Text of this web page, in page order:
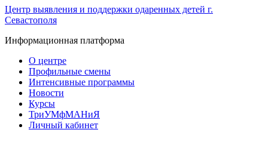
Центр выявления и поддержки одаренных детей г.
Севастополя
Информационная платформа
О центре
Профильные смены
Интенсивные программы
Новости
Курсы
ТриУМфМАНиЯ
Личный кабинет